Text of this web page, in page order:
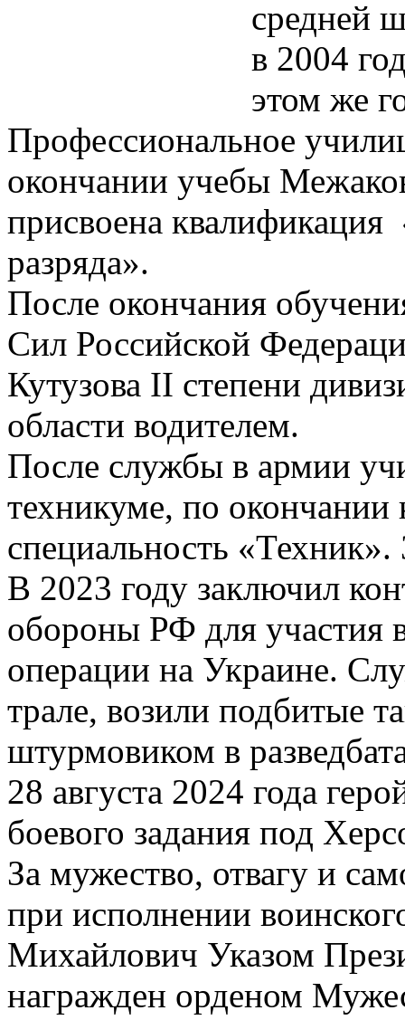
средней
в 2004
этом же
Профессиональное
окончании учебы
присвоена квалификация
разряда».
После окончания
Сил Российской
Кутузова II степени
области водителем.
После службы в армии
техникуме, по окончании
специальность
В 2023 году заключил
обороны РФ для участия
операции на Украине.
трале, возили подбитые
штурмовиком в
28 августа 2024 года
боевого задания под
За мужество, отвагу и
при исполнении
Михайлович Указом
награжден орденом